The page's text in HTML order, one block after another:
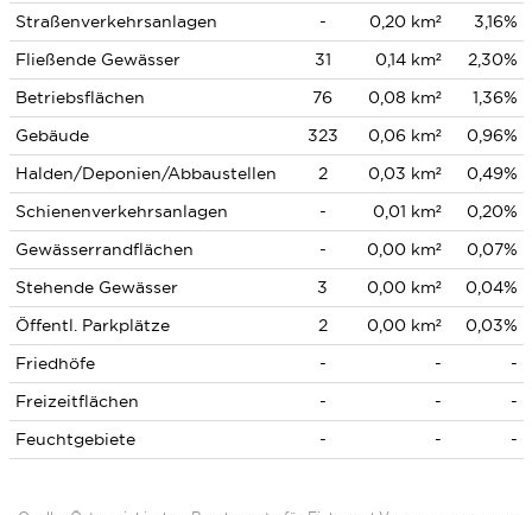
Straßenverkehrsanlagen - 0,20 km²
3,16%
Fließende Gewässer
31 0,14 km²
2,30%
Betriebsflächen
76 0,08 km²
1,36%
Gebäude
323 0,06 km²
0,96%
Halden/Deponien/Abbaustellen
2 0,03 km²
0,49%
Schienenverkehrsanlagen
- 0,01 km²
0,20%
Gewässerrandflächen
- 0,00 km²
0,07%
Stehende Gewässer
3 0,00 km²
0,04%
Öffentl. Parkplätze
2 0,00 km²
0,03%
Friedhöfe
- -
-
Freizeitflächen
- -
-
Feuchtgebiete
- - -